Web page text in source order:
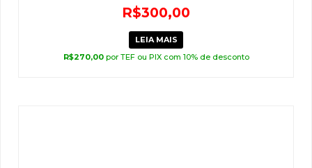
R$300,00
LEIA MAIS
R$270,00 por TEF ou PIX com 10% de desconto